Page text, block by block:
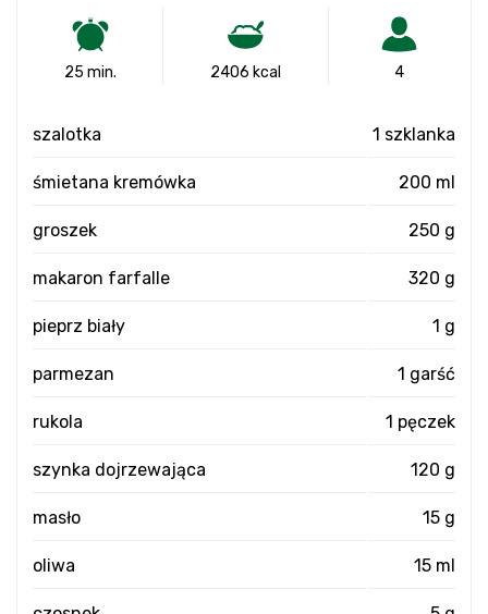
25 min. 2406 kcal 4
szalotka 1 szklanka
śmietana kremówka 200 ml
groszek 250 g
makaron farfalle 320 g
pieprz biały 1 g
parmezan 1 garść
rukola 1 pęczek
szynka dojrzewająca 120 g
masło 15 g
oliwa 15 ml